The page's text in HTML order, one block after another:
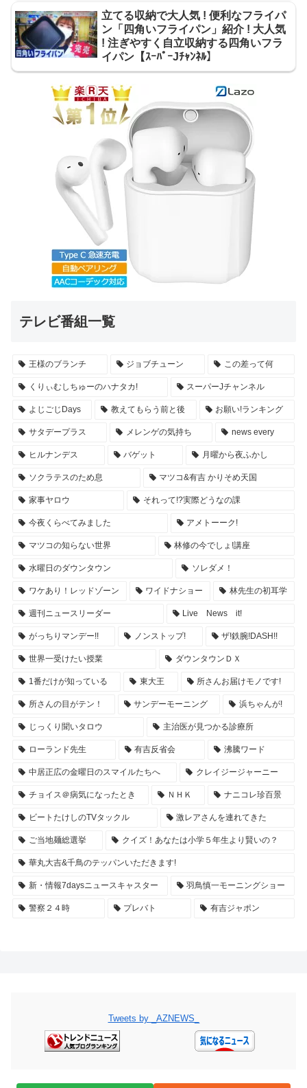
立てる収納で大人気 ! 便利なフライパ
ン「四角いフライパン」紹介 ! 大人気
! 注ぎやすく自立収納する四角いフラ
イパン【ｽｰﾊﾟｰJﾁｬﾝﾈﾙ】
テレビ番組一覧
王様のブランチ ジョブチューン この差って何
くりぃむしちゅーのハナタカ! スーパーJチャンネル
よじごじDays 教えてもらう前と後 お願い!ランキング
サタデープラス メレンゲの気持ち news every
ヒルナンデス バゲット 月曜から夜ふかし
ソクラテスのため息 マツコ&有吉 かりそめ天国
家事ヤロウ それって!?実際どうなの課
今夜くらべてみました アメトーーク!
マツコの知らない世界 林修の今でしょ!講座
水曜日のダウンタウン ソレダメ！
ワケあり！レッドゾーン ワイドナショー 林先生の初耳学
週刊ニュースリーダー Live News it!
がっちりマンデー!! ノンストップ! ザ!鉄腕!DASH!!
世界一受けたい授業 ダウンタウンＤＸ
1番だけが知っている 東大王 所さんお届けモノです!
所さんの目がテン！ サンデーモーニング 浜ちゃんが!
じっくり聞いタロウ 主治医が見つかる診療所
ローランド先生 有吉反省会 沸騰ワード
中居正広の金曜日のスマイルたちへ クレイジージャーニー
チョイス＠病気になったとき ＮＨＫ ナニコレ珍百景
ビートたけしのTVタックル 激レアさんを連れてきた
ご当地麺総選挙 クイズ！あなたは小学５年生より賢いの？
華丸大吉&千鳥のテッパンいただきます!
新・情報7daysニュースキャスター 羽鳥慎一モーニングショー
警察２４時 プレバト 有吉ジャポン
Tweets by _AZNEWS_